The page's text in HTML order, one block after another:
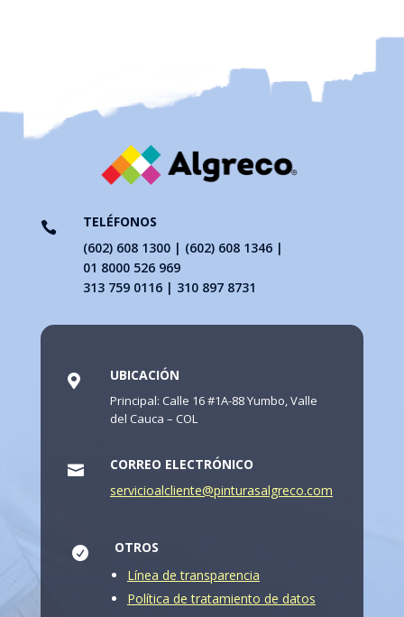

TELÉFONOS
(602) 608 1300 | (602) 608 1346 |
01 8000 526 969
313 759 0116 | 310 897 8731
 UBICACIÓN
Principal: Calle 16 #1A-88 Yumbo, Valle
del Cauca – COL

CORREO ELECTRÓNICO
servicioalcliente@pinturasalgreco.com

OTROS
Línea de transparencia
Política de tratamiento de datos